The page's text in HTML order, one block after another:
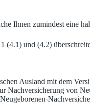
Ihnen zumindest eine
und (4.2)
Ausland mit dem
von